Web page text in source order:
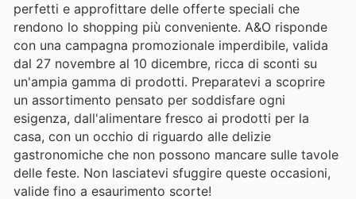
perfetti e approfittare delle offerte speciali che
rendono lo shopping più conveniente. A&O risponde
con una campagna promozionale imperdibile, valida
dal 27 novembre al 10 dicembre, ricca di sconti su
un'ampia gamma di prodotti. Preparatevi a scoprire
un assortimento pensato per soddisfare ogni
esigenza, dall'alimentare fresco ai prodotti per la
casa, con un occhio di riguardo alle delizie
gastronomiche che non possono mancare sulle tavole
delle feste. Non lasciatevi sfuggire queste occasioni,
valide fino a esaurimento scorte!